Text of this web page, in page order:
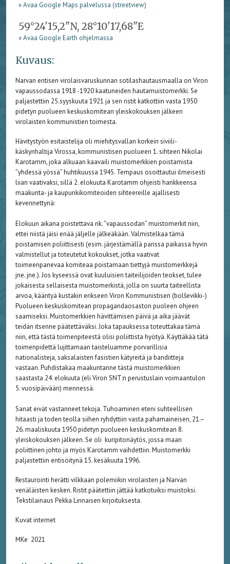
» Avaa Google Maps palvelussa (streetview)
59°24'15,2"N, 28°10'17,68"E
» Avaa Google Earth ohjelmassa
Kuvaus:
Narvan entisen virolaisvaruskunnan sotilashautausmaalla on Viron
vapaussodassa 1918 -1920 kaatuneiden hautamuistomerkki. Se
paljastettiin 25.syyskuuta 1921 ja sen ristit katkottiin vasta 1950
pidetyn puolueen keskuskomitean yleiskokouksen jälkeen
virolaisten kommunistien toimesta.
Hävitystyön esitaistelija oli miehitysvallan korkein siviili­
käskynhaltija Virossa, kommunistisen puolueen 1. sihteeri Nikolai
Karotamm, joka alkuaan kaavaili muistomerkkien poistamista
”yhdessä yössä” huhtikuussa 1945. Tempaus osoittautui ilmeisesti
liian vaativaksi, sillä 2. elokuuta Karotamm ohjeisti hankkeensa
maakunta- ja kaupunki­komiteoiden sihteereille ajallisesti
kevennettynä:
Elokuun aikana poistettava nk. ”vapaussodan” muistomerkit niin,
ettei niistä jäisi enää jäljelle jälkeäkään. Valmistelkaa tämä
poistamisen poliittisesti (esim. järjestämällä parissa paikassa hyvin
valmistellut ja toteutetut kokoukset, jotka vaativat
toimeenpanevaa komiteaa poistamaan tiettyjä muistomerkkejä
jne. jne.). Jos kyseessä ovat kuuluisien taiteilijoiden teokset, tulee
jokaisesta sellaisesta muisto­merkistä, jolla on suurta taiteellista
arvoa, kääntyä kustakin erikseen Viron Kommunistisen (bolševikki-)
Puolueen keskus­komitean propagandaosaston puoleen ohjeen
saamiseksi. Muistomerkkien hävittämisen päivä ja aika jäävät
teidän itsenne päätettäväksi. Joka tapauksessa toteuttakaa tämä
niin, että tästä toimen­piteestä olisi poliittista hyötyä. Käyttäkää tätä
toimenpidettä lujittamaan taisteluamme porvarillisia
nationalisteja, saksalaisten fasistien kätyreitä ja bandiitteja
vastaan. Puhdistakaa maakuntanne tästä muistomerkkien
saastasta 24. elokuuta (eli Viron SNT:n perustuslain voimaantulon
5. vuosipäivään) mennessä.
Sanat eivät vastanneet tekoja. Tuhoaminen eteni suhteellisen
hitaasti ja toden teolla siihen ryhdyttiin vasta pahamaineisen, 21.–
26. maaliskuuta 1950 pidetyn puolueen keskuskomitean 8.
yleiskokouksen jälkeen. Se oli kuripitonäytös, jossa maan
poliittinen johto ja myös Karotamm vaihdettiin. Muistomerkki
paljastettiin entisöitynä 15. kesäkuuta 1996.
Restaurointi herätti vilkkaan polemiikin virolaisten ja Narvan
venäläisten kesken. Ristit päätettiin jättää katkotuiksi muistoksi.
Tekstilainaus Pekka Linnaisen kirjoituksesta.
Kuvat internet
MKe 2021